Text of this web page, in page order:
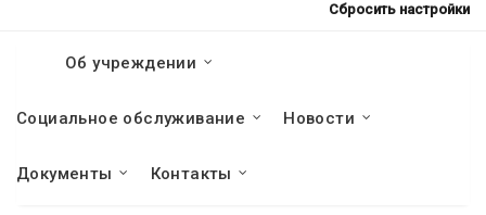
Сбросить настройки
Об учреждении
Социальное обслуживание Новости
Документы Контакты